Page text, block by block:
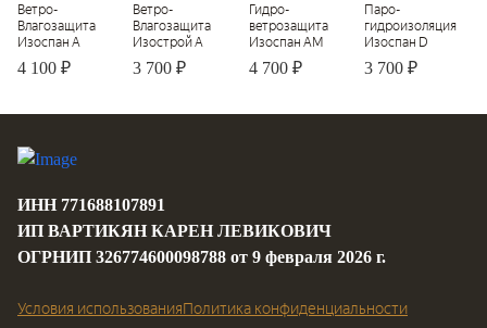
Ветро-
Влагозащита
Изоспан А
4 100 ₽
Ветро-
Влагозащита
Изострой А
3 700 ₽
Гидро-
ветрозащита
Изоспан АМ
4 700 ₽
Паро-
гидроизоляция
Изоспан D
3 700 ₽
ИНН 771688107891
ИП ВАРТИКЯН КАРЕН ЛЕВИКОВИЧ
ОГРНИП 326774600098788 от 9 февраля 2026 г.
Условия использованияПолитика конфиденциальности